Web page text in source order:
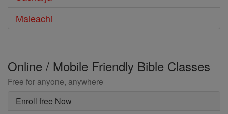
Maleachi
Online / Mobile Friendly Bible Classes
Free for anyone, anywhere
Enroll free Now